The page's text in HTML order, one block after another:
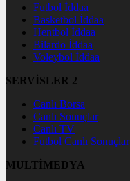
Futbol İddaa
Basketbol İddaa
Hentbol İddaa
Bilardo İddaa
Voleybol İddaa
SERVİSLER 2
Canlı Borsa
Canlı Sonuçlar
Canlı TV
Futbol Canlı Sonuçlar
MULTİMEDYA